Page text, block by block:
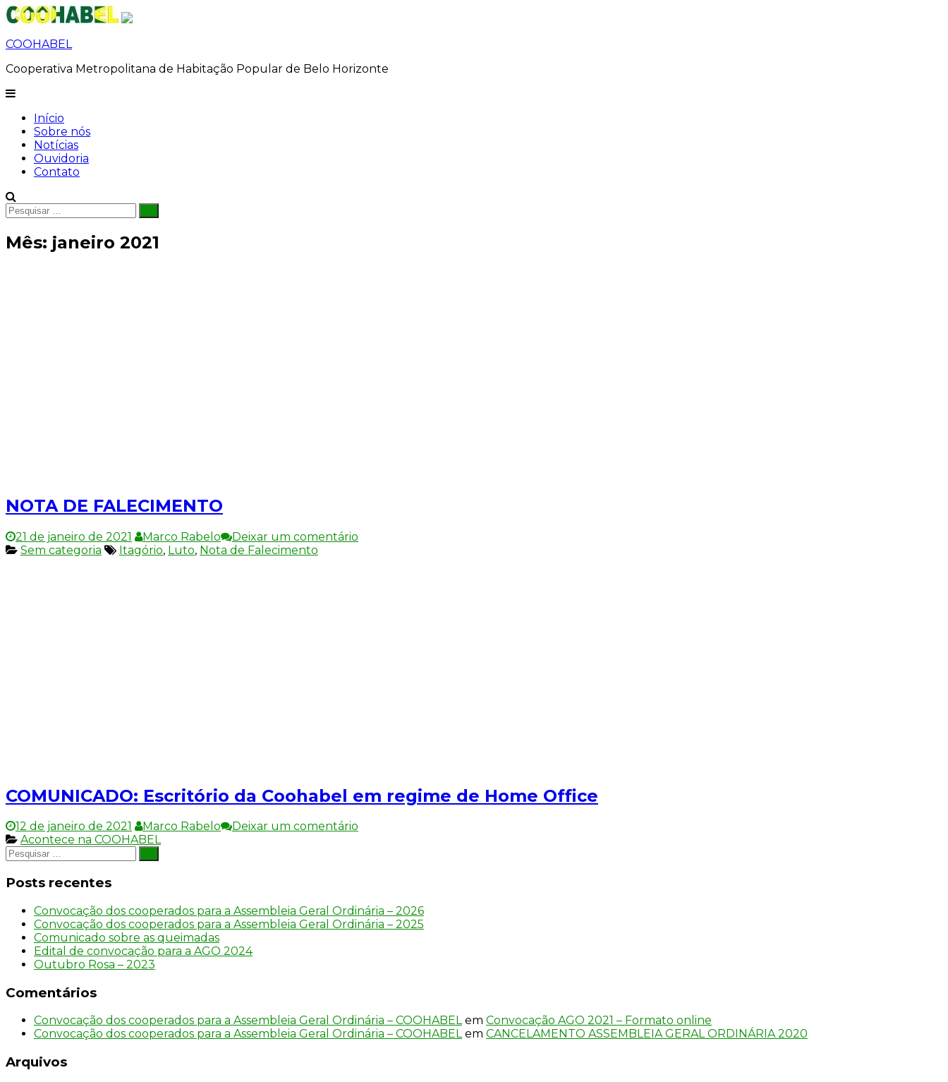
Pular
para
o
conteúdo
COOHABEL
Cooperativa Metropolitana de Habitação Popular de Belo Horizonte
Início
Sobre nós
Notícias
Ouvidoria
Contato
Pesquisar
por:
Mês: janeiro 2021
NOTA DE FALECIMENTO
21 de janeiro de 2021 Marco Rabelo Deixar um comentário
Sem categoria Itagório, Luto, Nota de Falecimento
COMUNICADO: Escritório da Coohabel em regime de Home Office
12 de janeiro de 2021 Marco Rabelo Deixar um comentário
regime
de
Home
Acontece na COOHABEL
Pesquisar
Posts recentes
Convocação dos cooperados para a Assembleia Geral Ordinária – 2026
Convocação dos cooperados para a Assembleia Geral Ordinária – 2025
Comunicado sobre as queimadas
Edital de convocação para a AGO 2024
Outubro Rosa – 2023
Comentários
Convocação dos cooperados para a Assembleia Geral Ordinária – COOHABELem Convocação AGO 2021 – Formato online
Convocação dos cooperados para a Assembleia Geral Ordinária – COOHABELem CANCELAMENTO ASSEMBLEIA GERAL ORDINÁRIA 2020
Arquivos